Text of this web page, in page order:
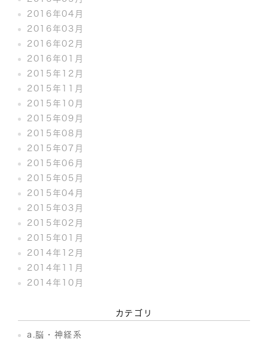
2016年04月
2016年03月
2016年02月
2016年01月
2015年12月
2015年11月
2015年10月
2015年09月
2015年08月
2015年07月
2015年06月
2015年05月
2015年04月
2015年03月
2015年02月
2015年01月
2014年12月
2014年11月
2014年10月
カテゴリ
a.脳・神経系